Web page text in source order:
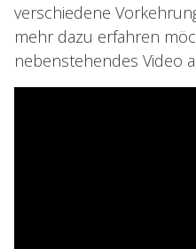
verschiedene
mehr dazu erfahren
nebenstehendes Video